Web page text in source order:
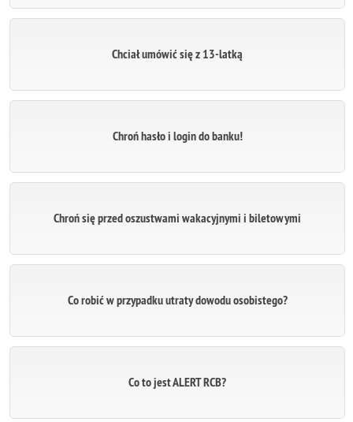
Chciał umówić się z 13-latką
Chroń hasło i login do banku!
Chroń się przed oszustwami wakacyjnymi i biletowymi
Co robić w przypadku utraty dowodu osobistego?
Co to jest ALERT RCB?